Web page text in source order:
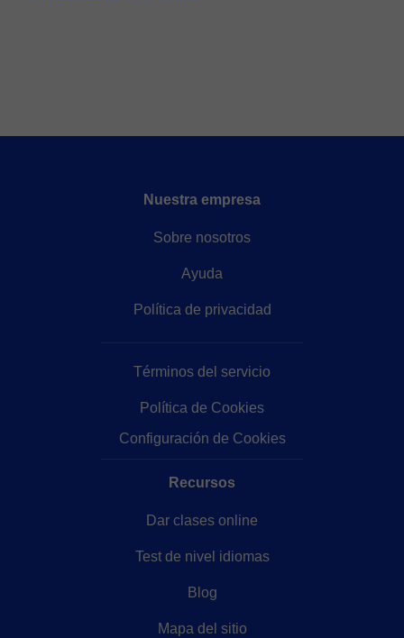
Nuestra empresa
Sobre nosotros
Ayuda
Política de privacidad
Términos del servicio
Política de Cookies
Configuración de Cookies
Recursos
Dar clases online
Test de nivel idiomas
Blog
Mapa del sitio